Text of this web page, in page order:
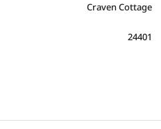
Craven Cottage
24401